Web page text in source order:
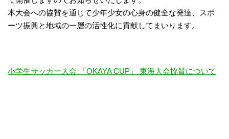
本大会への協賛を通じて少年少女の心身の健全な発達、スポ
ーツ振興と地域の一層の活性化に貢献してまいります。
小学生サッカー大会 「OKAYA CUP」 東海大会協賛について